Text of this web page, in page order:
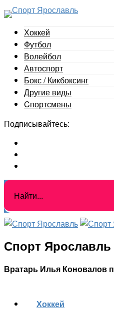
Хоккей
Футбол
Волейбол
Автоспорт
Бокс / Кикбоксинг
Другие виды
Cпортсмены
Подписывайтесь:
Спорт Ярославль
Вратарь Илья Коновалов
Хоккей